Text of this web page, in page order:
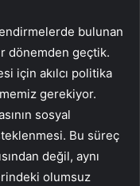
bulunan
dönemden geçtik.
için akılcı politika
gerekiyor.
sosyal
Bu süreç
değil, aynı
olumsuz